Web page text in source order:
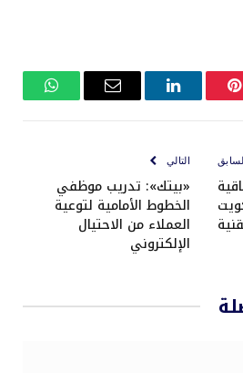
بينتيريستلينكدإن
البريد
واتساب
التالي
«بيتك»: تدريب موظفي
الخطوط الأمامية لتوعية
العملاء من الاحتيال
الإلكتروني